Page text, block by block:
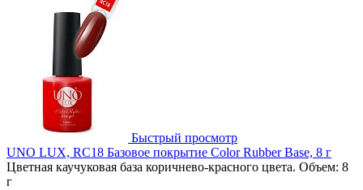
Быстрый просмотр
UNO LUX, RC18 Базовое покрытие Color Rubber Base, 8 г
Цветная каучуковая база коричнево-красного цвета. Объем: 8
г